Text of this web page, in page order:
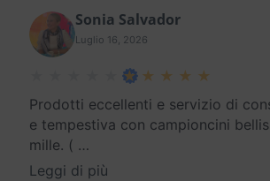
Sonia Salvador
Luglio 16, 2026
Prodotti eccellenti e servizio di
e tempestiva con campioncini
mille. ( …
Leggi di più